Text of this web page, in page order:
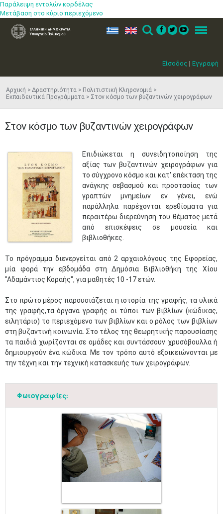
Παράλειψη εντολών κορδέλας
Μετάβαση στο κύριο περιεχόμενο
Είσοδος | Εγγραφή
ελ en Search Menu
Αρχική Δραστηριότητα
Πολιτιστική Κληρονομιά
Εκπαιδευτικά Προγράμματα
Στον κόσμο των βυζαντινών χειρογράφων
Στον κόσμο των βυζαντινών χειρογράφων
Επιδιώκεται η συνειδητοποίηση της
αξίας των βυζαντινών χειρογράφων για
το σύγχρονο κόσμο και κατ' επέκταση της
ανάγκης σεβασμού και προστασίας των
γραπτών μνημείων εν γένει, ενώ
παράλληλα παρέχονται ερεθίσματα για
περαιτέρω διερεύνηση του θέματος μετά
από επισκέψεις σε μουσεία και
βιβλιοθήκες.
Το πρόγραμμα διενεργείται από 2 αρχαιολόγους της Εφορείας,
μία φορά την εβδομάδα στη Δημόσια Βιβλιοθήκη της Χίου
"Αδαμάντιος Κοραής", για μαθητές 10 -17 ετών.
Στο πρώτο μέρος παρουσιάζεται η ιστορία της γραφής, τα υλικά
της γραφής,τα όργανα γραφής οι τύποι των βιβλίων (κώδικας,
ειλητάριο) το περιεχόμενο των βιβλίων και ο ρόλος των βιβλίων
στη βυζαντινή κοινωνία. Στο τέλος της θεωρητικής παρουσίασης
τα παιδιά χωρίζονται σε ομάδες και συντάσσουν χρυσόβουλλα ή
δημιουργούν ένα κώδικα. Με τον τρόπο αυτό εξοικειώνονται με
την τέχνη και την τεχνική κατασκευής των χειρογράφων.
Φωτογραφίες: